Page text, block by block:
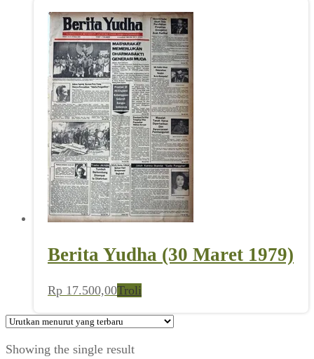
Berita Yudha (30 Maret 1979)
Rp 17.500,00Troli
Showing the single result